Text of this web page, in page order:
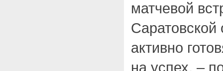
матчевой
Саратовской
активно
на успех, –